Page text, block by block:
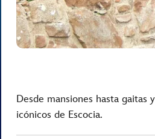
Desde mansiones hasta gaitas
icónicos de Escocia.